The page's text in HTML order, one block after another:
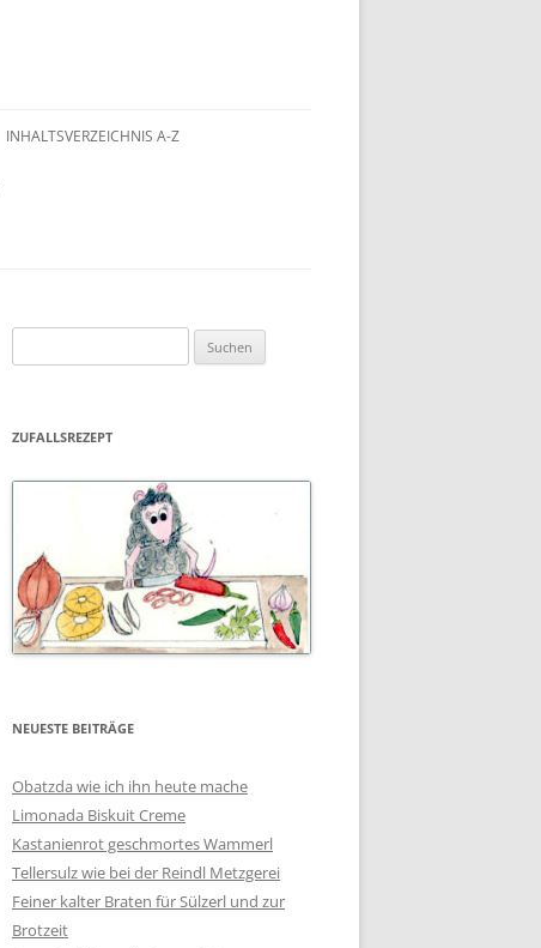
INHALTSVERZEICHNIS A-Z
nach:
ZUFALLSREZEPT
NEUESTE BEITRÄGE
Obatzda wie ich ihn heute mache
Limonada Biskuit Creme
Kastanienrot geschmortes Wammerl
Tellersulz wie bei der Reindl Metzgerei
Feiner kalter Braten für Sülzerl und zur
Brotzeit